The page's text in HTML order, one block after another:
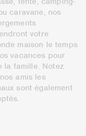
caravane, nos
votre
maison le temps
vacances pour
la famille. Notez
amis les
sont également